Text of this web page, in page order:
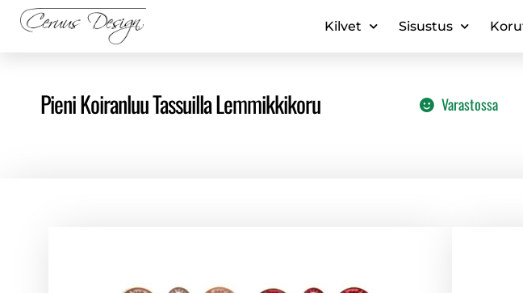
Kilvet Sisustus
Pieni Koiranluu Tassuilla Lemmikkikoru Varastossa